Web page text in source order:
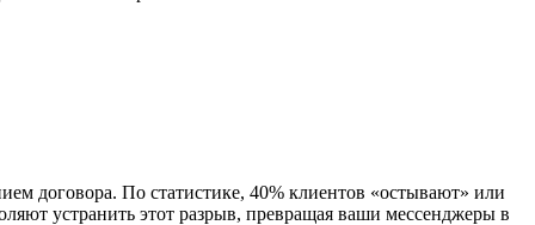
договора. По статистике, 40% клиентов «остывают» или
устранить этот разрыв, превращая ваши мессенджеры в